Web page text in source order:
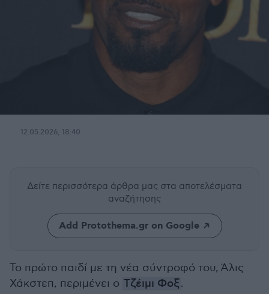
12.05.2026, 18:40
Δείτε περισσότερα άρθρα μας στα αποτελέσματα
αναζήτησης
Add Protothema.gr on Google
Το πρώτο παιδί με τη νέα σύντροφό του, Άλις
Χάκστεπ, περιμένει ο Τζέιμι Φοξ.